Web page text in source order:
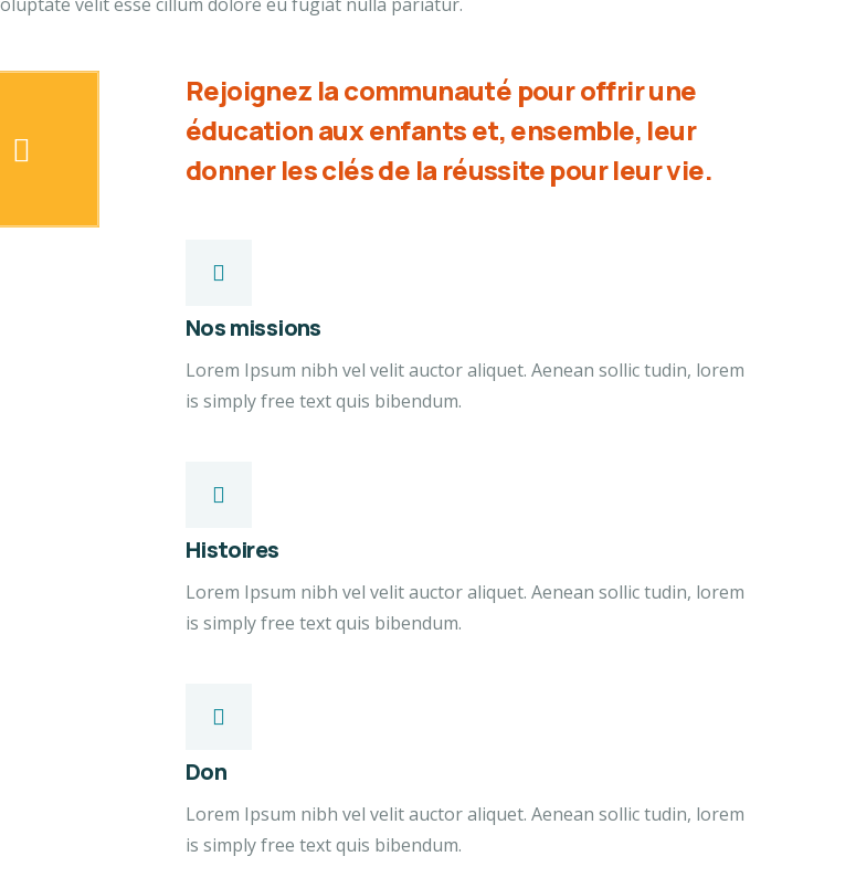
Rejoignez la communauté pour offrir une
éducation aux enfants et, ensemble, leur
donner les clés de la réussite pour leur vie.
Nos missions
Lorem Ipsum nibh vel velit auctor aliquet. Aenean sollic tudin, lorem
is simply free text quis bibendum.
Histoires
Lorem Ipsum nibh vel velit auctor aliquet. Aenean sollic tudin, lorem
is simply free text quis bibendum.
Don
Lorem Ipsum nibh vel velit auctor aliquet. Aenean sollic tudin, lorem
is simply free text quis bibendum.